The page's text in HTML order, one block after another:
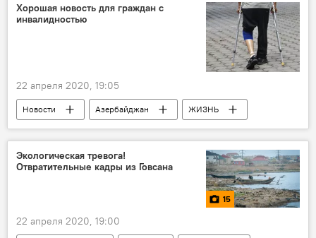
Хорошая новость для граждан с
инвалидностью
22 апреля 2020, 19:05
Новости Азербайджан
ЖИЗНЬ
Коронавирус
Инвалидность
Экологическая тревога!
Отвратительные кадры из Говсана
15
22 апреля 2020, 19:00